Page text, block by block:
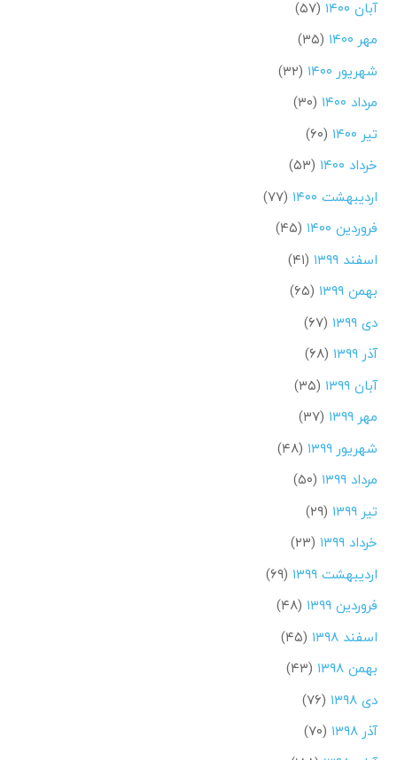
آبان ۱۴۰۰
(۵۷)
مهر ۱۴۰۰
(۳۵)
شهریور ۱۴۰۰
(۳۲)
مرداد ۱۴۰۰
(۳۰)
تیر ۱۴۰۰
(۶۰)
خرداد ۱۴۰۰
(۵۳)
اردیبهشت ۱۴۰۰
(۷۷)
فروردین ۱۴۰۰
(۴۵)
اسفند ۱۳۹۹
(۴۱)
بهمن ۱۳۹۹
(۶۵)
دی ۱۳۹۹
(۶۷)
آذر ۱۳۹۹
(۶۸)
آبان ۱۳۹۹
(۳۵)
مهر ۱۳۹۹
(۳۷)
شهریور ۱۳۹۹
(۴۸)
مرداد ۱۳۹۹
(۵۰)
تیر ۱۳۹۹
(۲۹)
خرداد ۱۳۹۹
(۲۳)
اردیبهشت ۱۳۹۹
(۶۹)
فروردین ۱۳۹۹
(۴۸)
اسفند ۱۳۹۸
(۴۵)
بهمن ۱۳۹۸
(۴۳)
دی ۱۳۹۸
(۷۶)
آذر ۱۳۹۸
(۷۰)